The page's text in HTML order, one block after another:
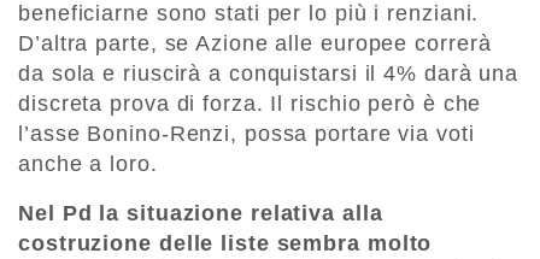
beneficiarne sono stati per lo più i renziani.
D’altra parte, se Azione alle europee correrà
da sola e riuscirà a conquistarsi il 4% darà una
discreta prova di forza. Il rischio però è che
l’asse Bonino-Renzi, possa portare via voti
anche a loro.
Nel Pd la situazione relativa alla
costruzione delle liste sembra molto